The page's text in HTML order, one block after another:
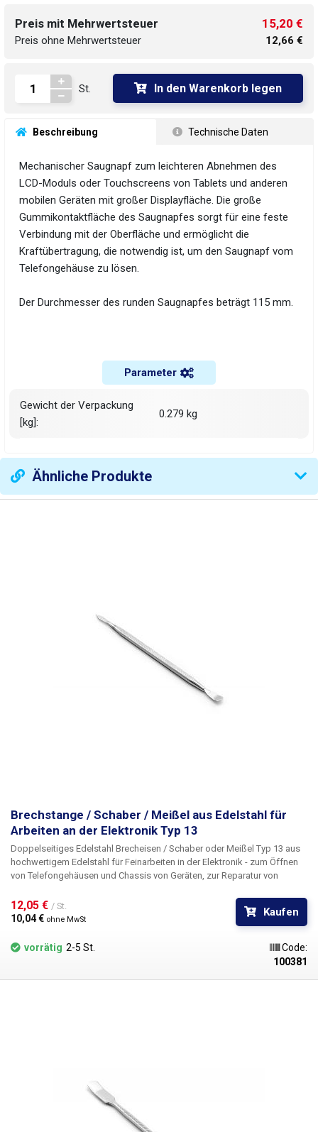
Preis mit Mehrwertsteuer
Preis ohne Mehrwertsteuer
15,20 €
12,66 €
St. In den Warenkorb legen
Beschreibung Technische Daten
Mechanischer Saugnapf zum leichteren Abnehmen des
LCD-Moduls oder Touchscreens von Tablets und anderen
mobilen Geräten mit großer Displayfläche. Die große
Gummikontaktfläche des Saugnapfes sorgt für eine feste
Verbindung mit der Oberfläche und ermöglicht die
Kraftübertragung, die notwendig ist, um den Saugnapf vom
Telefongehäuse zu lösen.
Der Durchmesser des runden Saugnapfes beträgt 115 mm.
Parameter
Gewicht der Verpackung
[kg]:
0.279 kg
Ähnliche Produkte
Brechstange / Schaber / Meißel aus Edelstahl für
Arbeiten an der Elektronik Typ 13
Doppelseitiges Edelstahl Brecheisen / Schaber oder Meißel Typ 13 aus
hochwertigem Edelstahl für Feinarbeiten in der Elektronik - zum Öffnen
von Telefongehäusen und Chassis von Geräten, zur Reparatur von
Bauteilen, zum Reinigen von verzinnten Löchern in Leiterplatten bei der
Elektronikreparatur, zum Aufbringen von Flussmittelfallen, zum
anderen Branchen eingesetzt werden, z.B. für Arbeiten in der
Feinmechanik - Uhrmacherei, Schmuck, ideal für Modellbauer und
Pasten, Dichtungsmitteln und anderen Anwendungen, bei denen feine
12,05 € / St.
10,04 € ohne MwSt
Kaufen
vorrätig 2-5 St.
Code:
100381